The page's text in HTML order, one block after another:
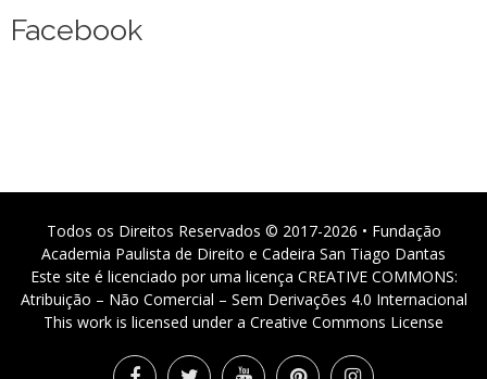
Facebook
Todos os Direitos Reservados © 2017-2026 • Fundação
Academia Paulista de Direito e Cadeira San Tiago Dantas
Este site é licenciado por uma licença CREATIVE COMMONS:
Atribuição – Não Comercial – Sem Derivações 4.0 Internacional
This work is licensed under a Creative Commons License